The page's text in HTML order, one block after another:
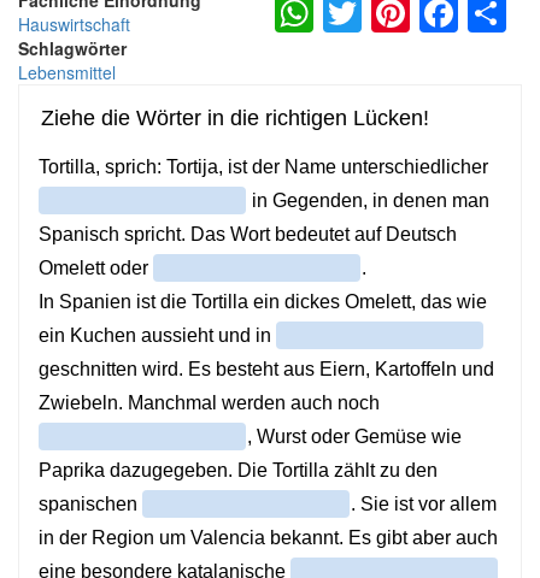
Hauswirtschaft
Schlagwörter
Lebensmittel